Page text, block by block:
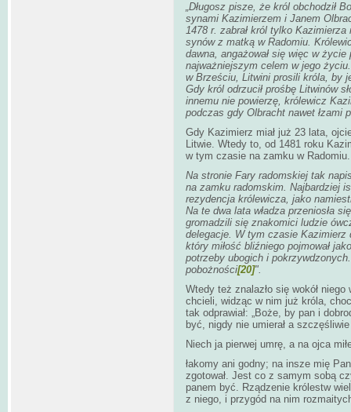
„Długosz pisze, że król obchodził
synami Kazimierzem i Janem
1478 r. zabrał król tylko
synów z matką w Radomiu.
dawna, angażował się więc w
najważniejszym celem w jego
w Brześciu, Litwini prosili króla, by
Gdy król odrzucił prośbę Litwinów
innemu nie powierzę, królewicz
podczas gdy Olbracht nawet łzami
Gdy Kazimierz miał już 23 lata,
Litwie. Wtedy to, od 1481 roku
w tym czasie na zamku w Radomiu.
Na stronie Fary radomskiej tak
na zamku radomskim. Najbardziej
rezydencja królewicza, jako
Na te dwa lata władza przeniosła
gromadzili się znakomici ludzie
delegacje. W tym czasie Kazimierz
który miłość bliźniego pojmował
potrzeby ubogich i
pobożności[20]".
Wtedy też znalazło się wokół
chcieli, widząc w nim już króla,
tak odprawiał: „Boże, by pan i
być, nigdy nie umierał a szczęśliwie
Niech ja pierwej umrę, a na ojca
łakomy ani godny; na insze mię
zgotował. Jest co z samym sobą
panem być. Rządzenie królestw
z niego, i przygód na nim